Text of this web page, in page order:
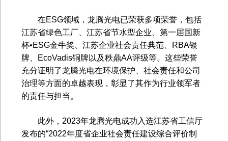
在ESG领域，龙腾光电已荣获多项荣誉，包括
江苏省绿色工厂、江苏省节水型企业、第一届国新
杯•ESG金牛奖、江苏企业社会责任典范、 RBA银
牌、
EcoVadis铜牌以及秩鼎AA评级等。这些荣誉
充分证明了龙腾光电在环境保护、社会责任和公司
治理等方面的卓越表现，彰显了其作为行业领军者
的责任与担当。
此外， 2023年龙腾光电成功入选江苏省工信厅
发布的“2022年度省企业社会责任建设综合评价制